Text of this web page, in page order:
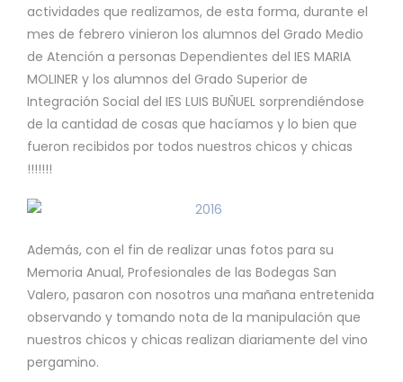
actividades que realizamos, de esta forma, durante el
mes de febrero vinieron los alumnos del Grado Medio
de Atención a personas Dependientes del IES MARIA
MOLINER y los alumnos del Grado Superior de
Integración Social del IES LUIS BUÑUEL sorprendiéndose
de la cantidad de cosas que hacíamos y lo bien que
fueron recibidos por todos nuestros chicos y chicas
!!!!!!!
Además, con el fin de realizar unas fotos para su
Memoria Anual, Profesionales de las Bodegas San
Valero, pasaron con nosotros una mañana entretenida
observando y tomando nota de la manipulación que
nuestros chicos y chicas realizan diariamente del vino
pergamino.